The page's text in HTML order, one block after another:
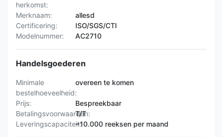
herkomst:
Merknaam:
allesd
Certificering:
ISO/SGS/CTI
Modelnummer:
AC2710
Handelsgoederen
Minimale
bestelhoeveelheid:
overeen te komen
Prijs:
Bespreekbaar
Betalingsvoorwaarden:
T/T
Leveringscapaciteit:~10.000 reeksen per maand